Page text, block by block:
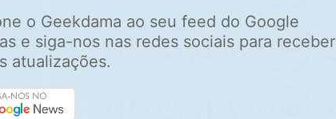
o Geekdama ao seu feed do Google
e siga-nos nas redes sociais para receber
atualizações.